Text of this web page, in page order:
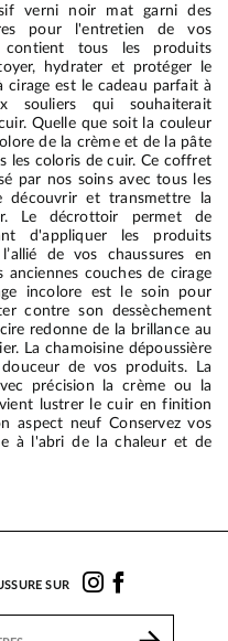
verni noir mat garni des
pour l'entretien de vos
tous les produits
hydrater et protéger le
cirage est le cadeau parfait à
qui souhaiterait
Quelle que soit la couleur
de la crème et de la pâte
les coloris de cuir. Ce coffret
par nos soins avec tous les
découvrir et transmettre la
Le décrottoir permet de
d'appliquer les produits
de vos chaussures en
couches de cirage
incolore est le soin pour
contre son dessèchement
redonne de la brillance au
La chamoisine dépoussière
de vos produits. La
précision la crème ou la
lustrer le cuir en finition
aspect neuf Conservez vos
à l'abri de la chaleur et de
SUR